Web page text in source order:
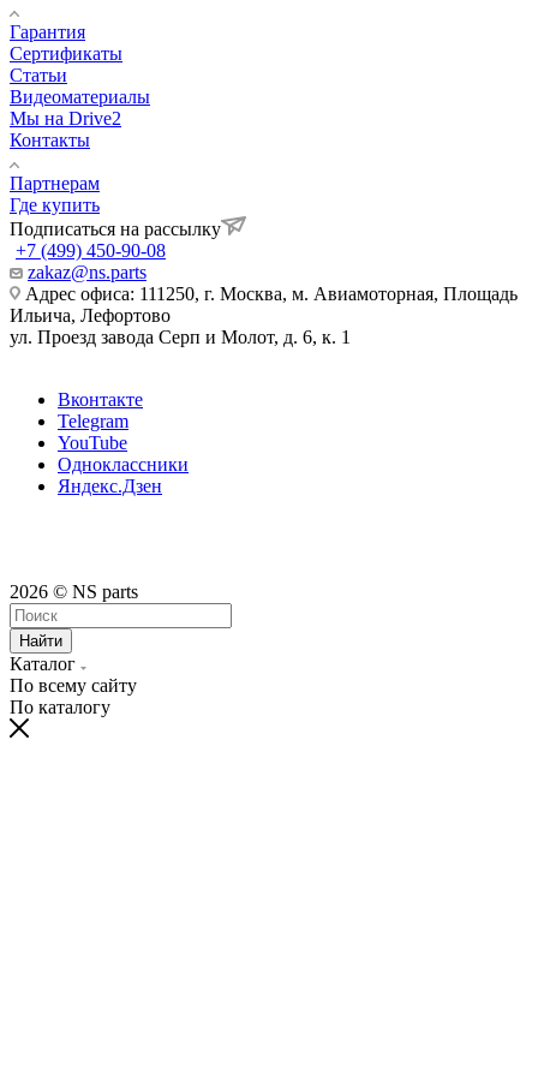
Гарантия
Сертификаты
Статьи
Видеоматериалы
Мы на Drive2
Контакты
Партнерам
Где купить
Подписаться на рассылку
+7 (499) 450-90-08
zakaz@ns.parts
Адрес офиса: 111250, г. Москва, м. Авиамоторная, Площадь
Ильича, Лефортово
ул. Проезд завода Серп и Молот, д. 6, к. 1
Вконтакте
Telegram
YouTube
Одноклассники
Яндекс.Дзен
2026 © NS parts
Найти
Каталог
По всему сайту
По каталогу